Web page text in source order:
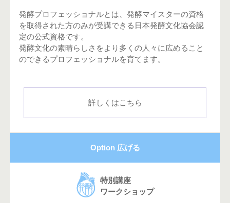
発酵プロフェッショナルとは、発酵マイスターの資格
を取得された方のみが受講できる日本発酵文化協会認
定の公式資格です。
発酵文化の素晴らしさをより多くの人々に広めること
のできるプロフェッショナルを育てます。
詳しくはこちら
Option 広げる
特別講座
ワークショップ